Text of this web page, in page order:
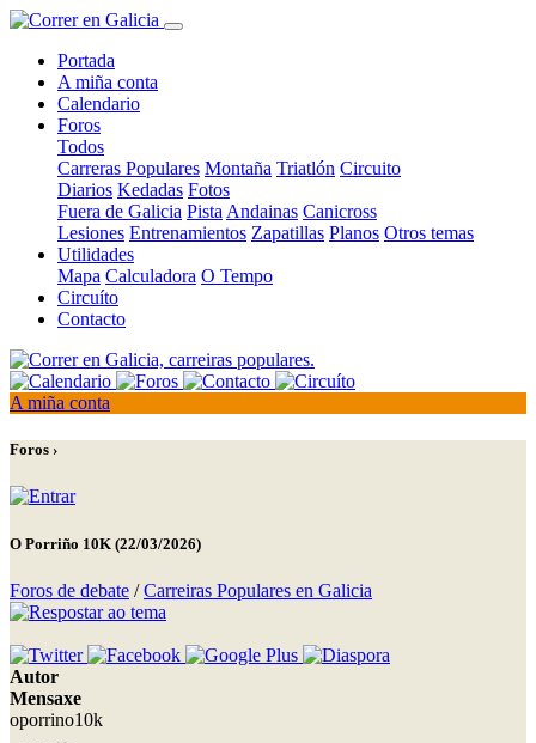
Portada
A miña conta
Calendario
Foros
Todos
Carreras Populares Montaña Triatlón Circuito
Diarios Kedadas Fotos
Fuera de Galicia Pista Andainas Canicross
Lesiones Entrenamientos Zapatillas Planos Otros temas
Utilidades
Mapa Calculadora O Tempo
Circuíto
Contacto
A miña conta
Foros ›
O Porriño 10K (22/03/2026)
Foros de debate /Carreiras Populares en Galicia
Autor
Mensaxe
oporrino10k